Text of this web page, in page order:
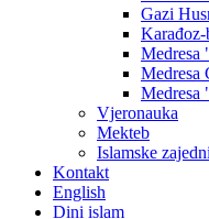
Gazi
Karađoz-
Medresa
Medresa
Medresa
Vjeronauka
Mekteb
Islamske
Kontakt
English
Dini islam